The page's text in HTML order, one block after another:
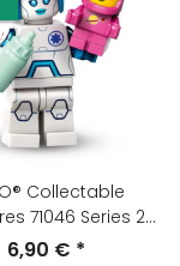
Collectable
71046 Series 26
6,90 € *